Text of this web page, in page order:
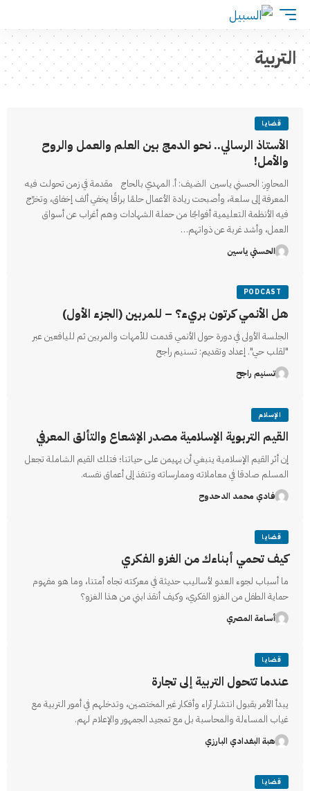
التربية
قضايا
الأستاذ الرسالي.. نحو الدمج بين العلم والعمل والروح
والأمل!
المحاوِر: الحسني ياسين الضيف: أ. المهدي بالحاج مقدمة في زمن تحولت فيه
المعرفة إلى سلعة، وأصبحت ريادة الأعمال حلمًا براقًا يخفي ألف إخفاق، وتخرِّج
فيه الأنظمة التعليمية أفواجًا من حملة الشهادات وهم أغراب عن أسواق
العمل، وأشد غربة عن ذواتهم…
الحسني ياسين
PODCAST
هل الأنمي كرتون بريء؟ – للمربين (الجزء الأول)
الجلسة الأولى في دورة حول الأنمي قدمت للأمهات والمربين ثم لليافعين عبر
"لقلب حي". إعداد وتقديم: تسنيم راجح
تسنيم راجح
الإسلام
القيم التربوية الإسلامية مصدر الإشعاع والتألق المعرفي
إن أثر القيم الإسلامية ينبغي أن يهيمن على حياتنا؛ فتلك القيم الشاملة تجعل
المسلم صادقا في معاملاته وممارساته وتنفذ إلى أعماق نفسه.
فادي محمد الدحدوح
قضايا
كيف تحمي أبناءك من الغزو الفكري
ما أسباب لجوء العدو لأساليب حديثة في معركته تجاه أمتنا، وما هو مفهوم
حماية الطفل من الغزو الفكري، وكيف أنقذ ابني من هذا الغزو؟
أسامة المصري
قضايا
عندما تتحول التربية إلى تجارة
يبدأ الأمر بقبول انتشار آراء وأفكار غير المختصين، وتدخلهم في أمور التربية مع
غياب المساءلة والمحاسبة بل مع تمجيد الجمهور والإعلام لهم.
هبة البغدادي البارزي
قضايا